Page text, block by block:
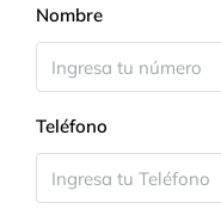
Nombre
Teléfono